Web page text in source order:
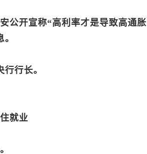
公开宣称“高利率才是导致高通胀
行长。
就业